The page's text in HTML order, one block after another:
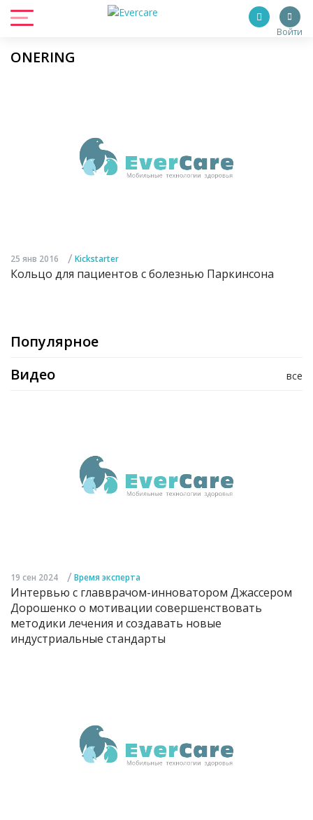
Войти
ONERING
25 янв 2016 / Kickstarter
Кольцо для пациентов с болезнью Паркинсона
Популярное
все
Видео
19 сен 2024 / Время эксперта
Интервью с главврачом-инноватором Джассером
Дорошенко о мотивации совершенствовать
методики лечения и создавать новые
индустриальные стандарты